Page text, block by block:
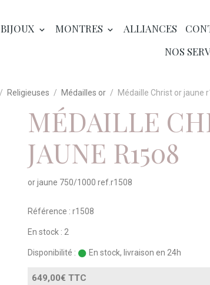
BIJOUX MONTRES ALLIANCES
NOS
Religieuses Médailles or Médaille Christ or jaune
MÉDAILLE
JAUNE R1508
or jaune 750/1000 ref.r1508
Référence : r1508
En stock : 2
Disponibilité : En stock, livraison en 24h
649,00€ TTC